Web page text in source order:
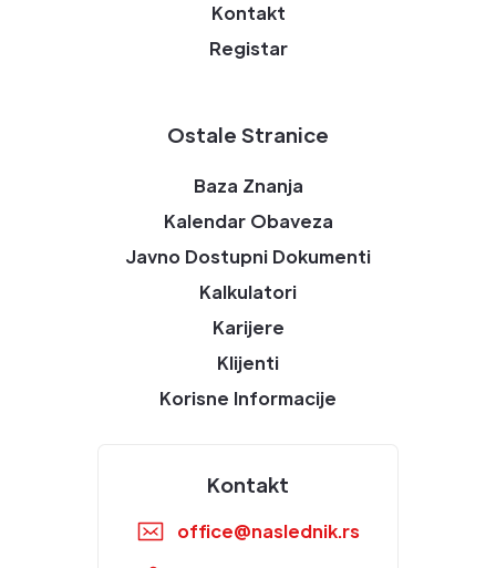
Kontakt
Registar
Ostale Stranice
Baza Znanja
Kalendar Obaveza
Javno Dostupni Dokumenti
Kalkulatori
Karijere
Klijenti
Korisne Informacije
Kontakt
office@naslednik.rs